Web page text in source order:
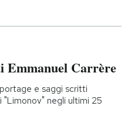
Emmanuel Carrère
e saggi scritti
"Limonov" negli ultimi 25